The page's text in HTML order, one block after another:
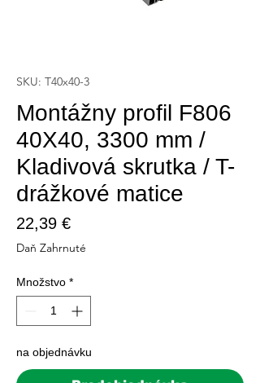
SKU: T40x40-3
Montážny profil F806
40X40, 3300 mm /
Kladivová skrutka / T-
drážkové matice
22,39 €Price
Daň Zahrnuté
Množstvo *
na objednávku